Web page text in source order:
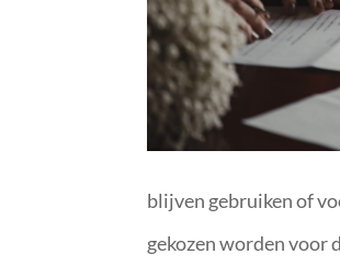
blijven gebruiken of
gekozen worden voor